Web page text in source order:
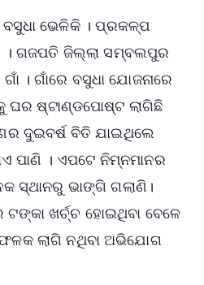
ବସୁଧା ଭେଳିକି । ପ୍ରକଳ୍ପ
। ଗଜପତି ଜିଲ୍ଲା ସମ୍ବଲପୁର
। ଗାଁରେ ବସୁଧା ଯୋଜନାରେ
ଷ୍ଟାଣ୍ଡପୋଷ୍ଟ ଲାଗିଛି
ଦୁଇବର୍ଷ ବିତି ଯାଇଥିଲେ
ପାଣି । ଏପଟେ ନିମ୍ନମାନର
ସ୍ଥାନରୁ ଭାଙ୍ଗି ଗଲାଣି।
ଟଙ୍କା ଖର୍ଚ୍ଚ ହୋଇଥିବା ବେଳେ
ଲାଗି ନଥିବା ଅଭିଯୋଗ